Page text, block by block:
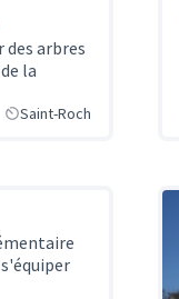
des arbres
la
Saint-Roch